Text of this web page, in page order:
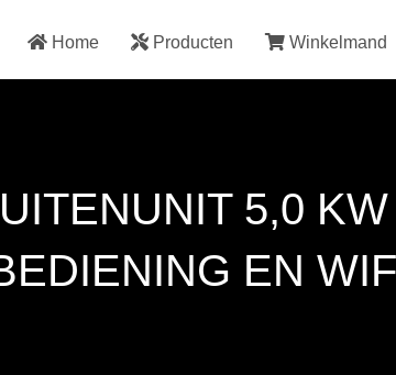
Home Producten Winkelmand
5,0
EN